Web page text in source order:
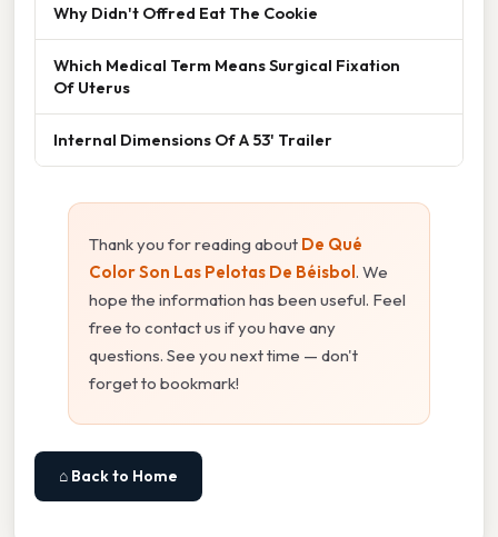
Why Didn't Offred Eat The Cookie
Which Medical Term Means Surgical Fixation
Of Uterus
Internal Dimensions Of A 53' Trailer
Thank you for reading about De Qué
Color Son Las Pelotas De Béisbol. We
hope the information has been useful. Feel
free to contact us if you have any
questions. See you next time — don't
forget to bookmark!
⌂ Back to Home